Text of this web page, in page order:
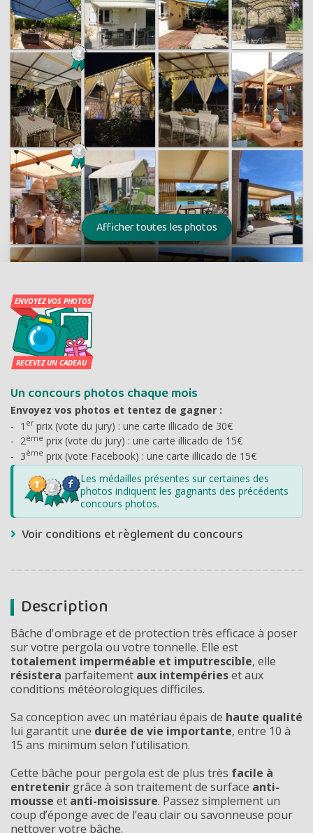
Un concours photos chaque mois
Envoyez vos photos et tentez de gagner :
1 erprix (vote du jury) : une carte illicado de 30€
2ème prix (vote du jury) : une carte illicado de 15€
3ème prix (vote Facebook) : une carte illicado de 15€
Les médailles présentes sur certaines des
photos indiquent les gagnants des précédents
concours photos.
Voir conditions et règlement du concours
Description
Bâche d'ombrage et de protection très efficace à poser
sur votre pergola ou votre tonnelle. Elle est
totalement imperméable et imputrescible, elle
résistera parfaitement aux intempérieset aux
conditions météorologiques difficiles.
Sa conception avec un matériau épais de haute qualité
lui garantit une durée de vie importante, entre 10 à
15 ans minimum selon l’utilisation.
Cette bâche pour pergola est de plus très facile à
entretenir grâce à son traitement de surface anti-
mousse et anti-moisissure. Passez simplement un
coup d’éponge avec de l’eau clair ou savonneuse pour
nettoyer votre bâche.